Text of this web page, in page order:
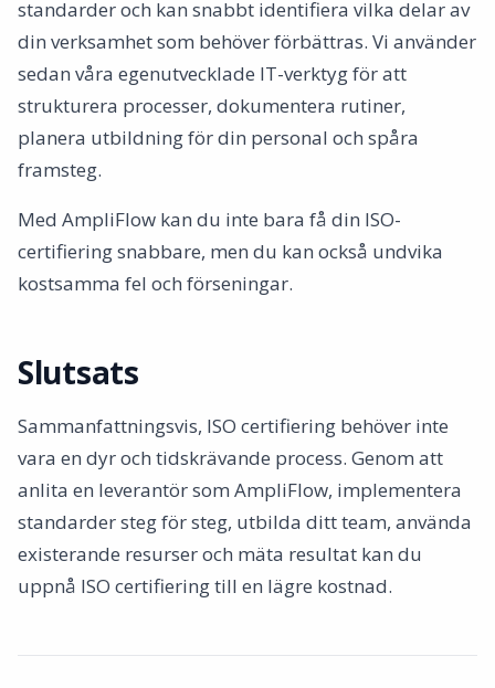
standarder och kan snabbt identifiera vilka delar av
din verksamhet som behöver förbättras. Vi använder
sedan våra egenutvecklade IT-verktyg för att
strukturera processer, dokumentera rutiner,
planera utbildning för din personal och spåra
framsteg.
Med AmpliFlow kan du inte bara få din ISO-
certifiering snabbare, men du kan också undvika
kostsamma fel och förseningar.
Slutsats
Sammanfattningsvis, ISO certifiering behöver inte
vara en dyr och tidskrävande process. Genom att
anlita en leverantör som AmpliFlow, implementera
standarder steg för steg, utbilda ditt team, använda
existerande resurser och mäta resultat kan du
uppnå ISO certifiering till en lägre kostnad.